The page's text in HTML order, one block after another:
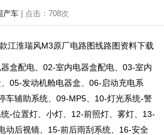
产车 | 点击： 708次
江淮瑞风M3原厂电路图线路图资料下载
盒配电、02-室内电器盒配电、03-室内
05-发动机舱电器盒、06-启动充电系
车辅助系统、09-MP5、10-灯光系统-警
-位置灯、小灯、12-前照灯、雾灯、13-
动后视镜、15-前后雨刮系统、16-安全